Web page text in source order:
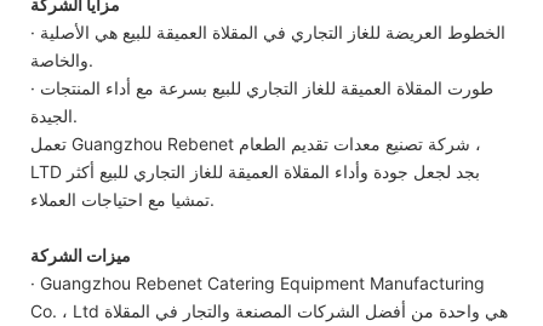
· الخطوط العريضة للغاز التجاري في المقلاة العميقة للبيع هي الأصلية
والخاصة.
· طورت المقلاة العميقة للغاز التجاري للبيع بسرعة مع أداء المنتجات
الجيدة.
تعمل Guangzhou Rebenet شركة تصنيع معدات تقديم الطعام ،
LTD بجد لجعل جودة وأداء المقلاة العميقة للغاز التجاري للبيع أكثر
تمشيا مع احتياجات العملاء.
ميزات الشركة
· Guangzhou Rebenet Catering Equipment Manufacturing
Co. ، Ltd هي واحدة من أفضل الشركات المصنعة والتجار في المقلاة